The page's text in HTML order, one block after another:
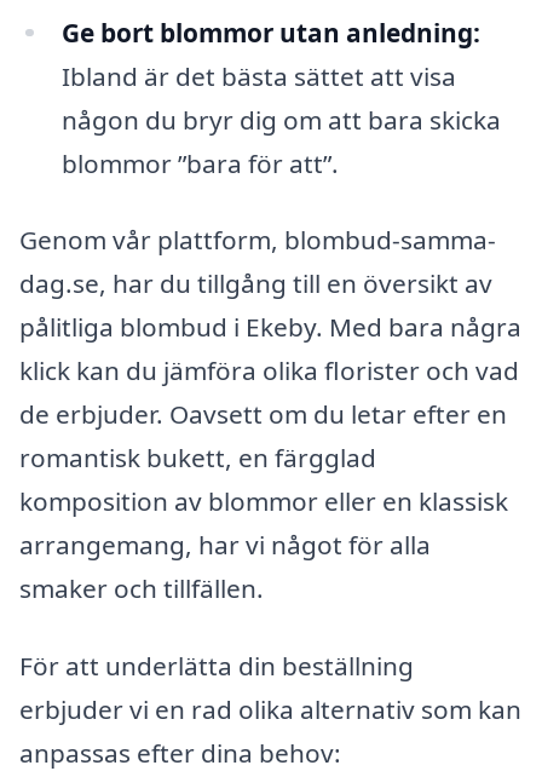
Ge bort blommor utan anledning:
Ibland är det bästa sättet att visa
någon du bryr dig om att bara skicka
blommor ”bara för att”.
Genom vår plattform, blombud-samma-
dag.se, har du tillgång till en översikt av
pålitliga blombud i Ekeby. Med bara några
klick kan du jämföra olika florister och vad
de erbjuder. Oavsett om du letar efter en
romantisk bukett, en färgglad
komposition av blommor eller en klassisk
arrangemang, har vi något för alla
smaker och tillfällen.
För att underlätta din beställning
erbjuder vi en rad olika alternativ som kan
anpassas efter dina behov: